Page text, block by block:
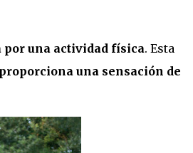
una actividad física. Esta
proporciona una sensación de